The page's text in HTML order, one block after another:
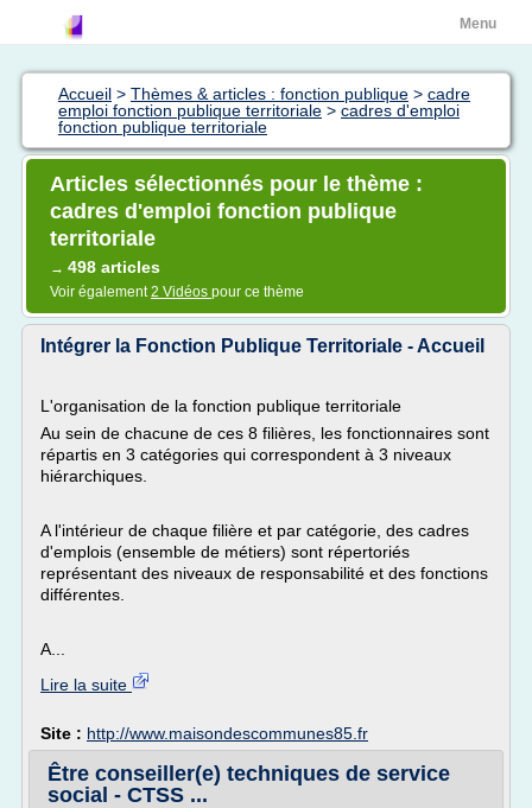
Menu
Accueil > Thèmes & articles : fonction publique > cadre
emploi fonction publique territoriale > cadres d'emploi
fonction publique territoriale
Articles sélectionnés pour le thème :
cadres d'emploi fonction publique
territoriale
→ 498 articles
Voir également2 Vidéos pour ce thème
Intégrer la Fonction Publique Territoriale - Accueil
L'organisation de la fonction publique territoriale
Au sein de chacune de ces 8 filières, les fonctionnaires sont
répartis en 3 catégories qui correspondent à 3 niveaux
hiérarchiques.
A l'intérieur de chaque filière et par catégorie, des cadres
d'emplois (ensemble de métiers) sont répertoriés
représentant des niveaux de responsabilité et des fonctions
différentes.
A...
Lire la suite
Site : http://www.maisondescommunes85.fr
Être conseiller(e) techniques de service
social - CTSS ...